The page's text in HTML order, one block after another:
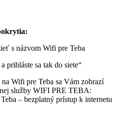
s názvom Wifi pre Teba
prihláste sa tak do siete“
Wifi pre Teba sa Vám zobrazí
služby WIFI PRE TEBA:
– bezplatný prístup k internetu